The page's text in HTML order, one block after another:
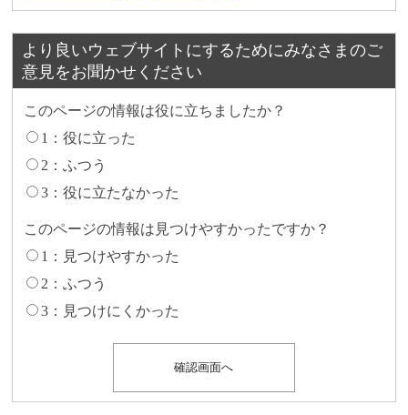
より良いウェブサイトにするためにみなさまのご
意見をお聞かせください
このページの情報は役に立ちましたか？
1：役に立った
2：ふつう
3：役に立たなかった
このページの情報は見つけやすかったですか？
1：見つけやすかった
2：ふつう
3：見つけにくかった